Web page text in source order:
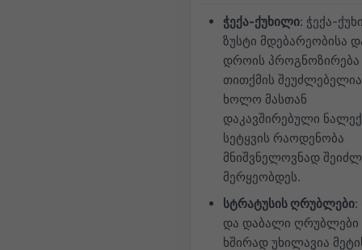
ჭექა-ქუხილი: ჭექა-
ზუსტი მდებარეობისა
დროის პროგნოზირება
თითქმის
ხოლო მასთან
დაკავშირებული
სეტყვის რაოდენობა
მნიშვნელოვნად
მერყეობდეს.
სტრატუსის ღრუბლები:
და დაბალი ღრუბლები
ხშირად უხილავია